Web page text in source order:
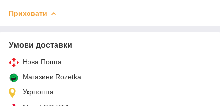
Приховати
Умови доставки
Нова Пошта
Магазини Rozetka
Укрпошта